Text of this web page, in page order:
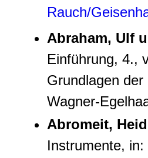
Rauch/
Abraham, Ulf
Einführung, 4.,
Grundlagen
Wagner-
Abromeit,
Instrumente, in: